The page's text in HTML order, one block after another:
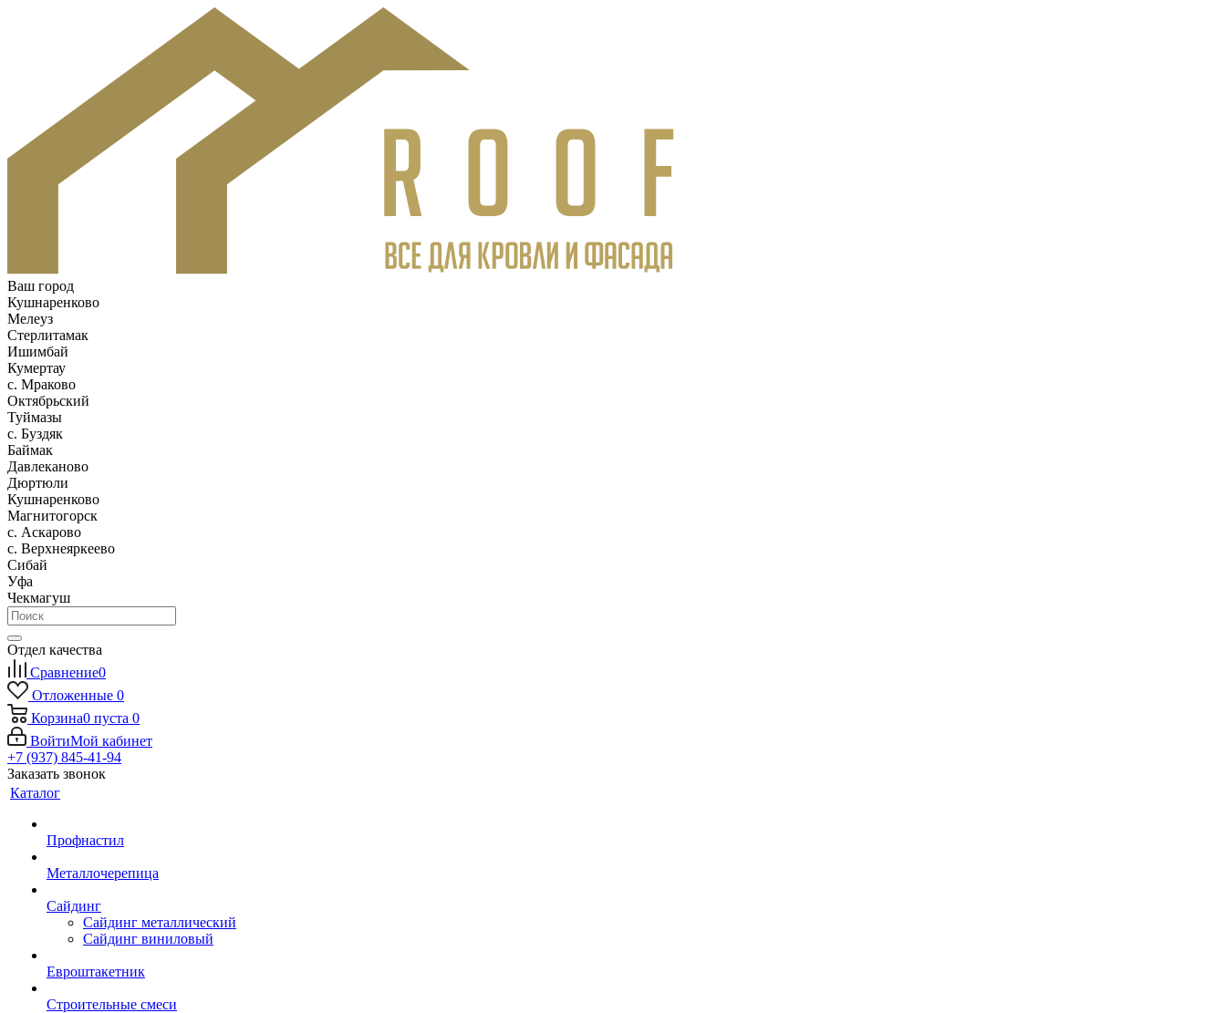
Ваш город
Кушнаренково
Мелеуз
Стерлитамак
Ишимбай
Кумертау
c. Мраково
Октябрьский
Туймазы
c. Буздяк
Баймак
Давлеканово
Дюртюли
Кушнаренково
Магнитогорск
с. Аскарово
с. Верхнеяркеево
Сибай
Уфа
Чекмагуш
Отдел качества
Сравнение0
Отложенные 0
Корзина0 пуста 0
ВойтиМой кабинет
+7 (937) 845-41-94
Заказать звонок
Каталог
Профнастил
Металлочерепица
Сайдинг
Сайдинг металлический
Сайдинг виниловый
Евроштакетник
Строительные смеси